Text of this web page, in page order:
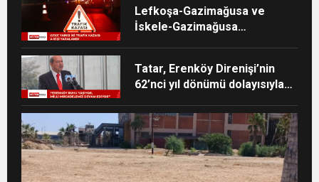
Lefkoşa-Gazimağusa ve
İskele-Gazimağusa
Tatar, Erenköy Direnişi’nin
62’nci yıl dönümü dolayısıyla